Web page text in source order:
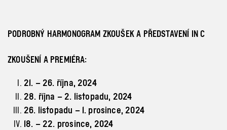
PODROBNÝ HARMONOGRAM ZKOUŠEK A PŘEDSTAVENÍ IN C
ZKOUŠENÍ A PREMIÉRA:
21. – 26. října, 2024
28. října – 2. listopadu, 2024
26. listopadu – 1. prosince, 2024
18. – 22. prosince, 2024